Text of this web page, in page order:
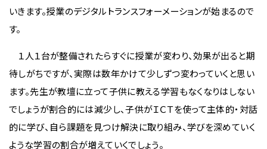
いきます。授業のデジタルトランスフォーメーションが始まるので
す。
１人１台が整備されたらすぐに授業が変わり、効果が出ると期
待しがちですが、実際は数年かけて少しずつ変わっていくと思い
ます。先生が教壇に立って子供に教える学習もなくなりはしない
でしょうが割合的には減少し、子供がＩＣＴを使って主体的・対話
的に学び、自ら課題を見つけ解決に取り組み、学びを深めていく
ような学習の割合が増えていくでしょう。